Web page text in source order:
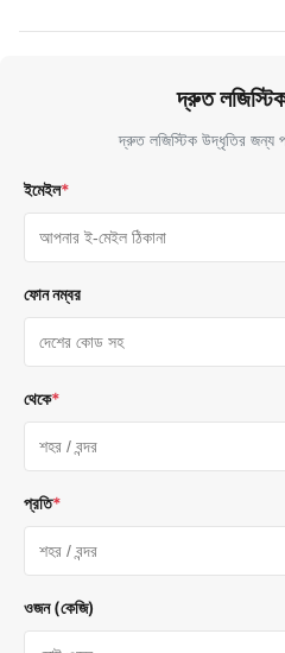
দ্রুত
দ্রুত লজিস্টিক উদ্ধৃতির জন্য
ইমেইল*
ফোন নম্বর
থেকে*
প্রতি*
ওজন (কেজি)